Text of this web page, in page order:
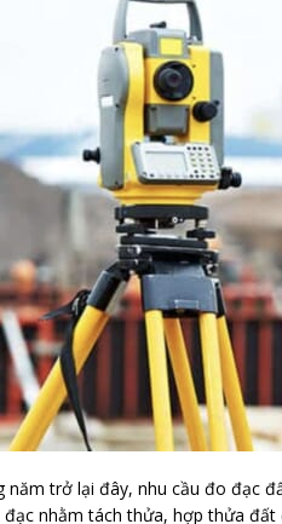
năm trở lại đây, nhu cầu đo đạc
nhằm tách thửa, hợp thửa